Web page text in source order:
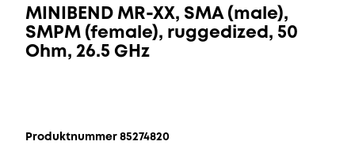
MINIBEND MR-XX, SMA (male),
SMPM (female), ruggedized, 50
Ohm, 26.5 GHz
Produktnummer 85274820